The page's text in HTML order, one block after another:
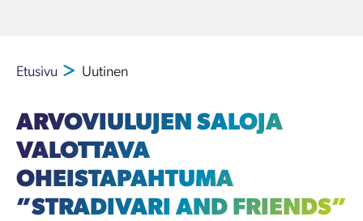
Etusivu Uutinen
ARVOVIULUJEN SALOJA
VALOTTAVA
OHEISTAPAHTUMA
”STRADIVARI AND FRIENDS”